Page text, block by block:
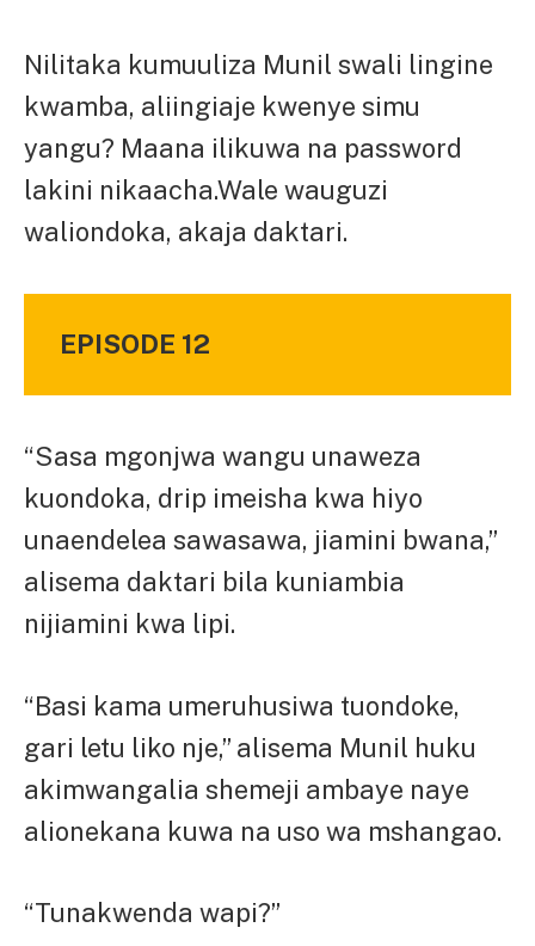
Nilitaka kumuuliza Munil swali lingine
kwamba, aliingiaje kwenye simu
yangu? Maana ilikuwa na password
lakini nikaacha.Wale wauguzi
waliondoka, akaja daktari.
EPISODE 12
“Sasa mgonjwa wangu unaweza
kuondoka, drip imeisha kwa hiyo
unaendelea sawasawa, jiamini bwana,”
alisema daktari bila kuniambia
nijiamini kwa lipi.
“Basi kama umeruhusiwa tuondoke,
gari letu liko nje,” alisema Munil huku
akimwangalia shemeji ambaye naye
alionekana kuwa na uso wa mshangao.
“Tunakwenda wapi?”